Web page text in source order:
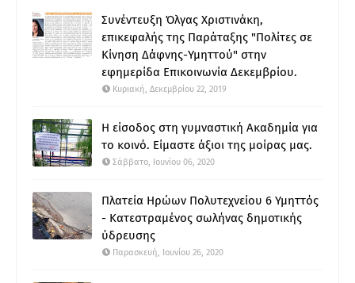
Συνέντευξη Όλγας Χριστινάκη,
επικεφαλής της Παράταξης "Πολίτες σε
Κίνηση Δάφνης-Υμηττού" στην
εφημερίδα Επικοινωνία Δεκεμβρίου.
Κυριακή, Δεκεμβρίου 22, 2019
Η είσοδος στη γυμναστική Ακαδημία για
το κοινό. Είμαστε άξιοι της μοίρας μας.
Σάββατο, Ιουνίου 06, 2020
Πλατεία Ηρώων Πολυτεχνείου 6 Υμηττός
- Κατεστραμένος σωλήνας δημοτικής
ύδρευσης
Παρασκευή, Ιουνίου 26, 2020